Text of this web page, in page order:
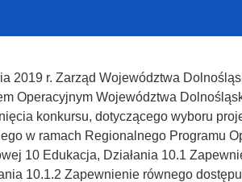
2019 r. Zarząd Województwa
Operacyjnym Województwa
konkursu, dotyczącego wyboru
w ramach Regionalnego Programu
10 Edukacja, Działania 10.1
10.1.2 Zapewnienie równego